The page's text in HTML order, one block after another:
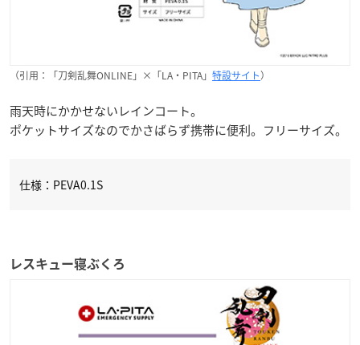
（引用：「刀剣乱舞ONLINE」×「LA・PITA」 特設サイト）
雨天時にかかせないレインコート。
ポケットサイズなのでかさばらず携帯に便利。フリーサイズ。
仕様：PEVA0.1S
レスキュー寝ぶくろ